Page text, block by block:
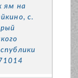
ям на
с.